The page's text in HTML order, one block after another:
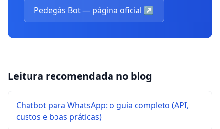
Pedegás Bot — página oficial ↗
Leitura recomendada no blog
Chatbot para WhatsApp: o guia completo (API,
custos e boas práticas)